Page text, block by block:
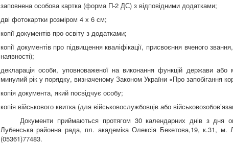
заповнена особова картка (форма П-2 ДС) з відповідними додатками;
дві фотокартки розміром 4 х 6 см;
копії документів про освіту з додатками;
копії документів про підвищення кваліфікації, присвоєння вченого
наявності);
декларація особи, уповноваженої на виконання функцій держави
минулий рік у порядку, визначеному Законом України «Про запобігання
копія документа, який посвідчує особу;
копія військового квитка (для військовослужбовців або
Документи приймаються протягом 30 календарних днів з дня
Лубенська районна рада, пл. академіка Олексія Бекетова,19, к.31, м.
(05361)77483.